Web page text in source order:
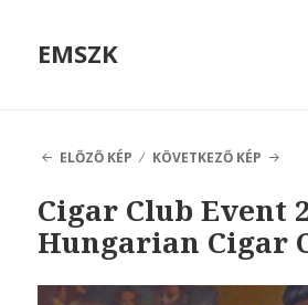
EMSZK
ELŐZŐ KÉP
KÖVETKEZŐ KÉP
Cigar Club Event
Hungarian Cigar